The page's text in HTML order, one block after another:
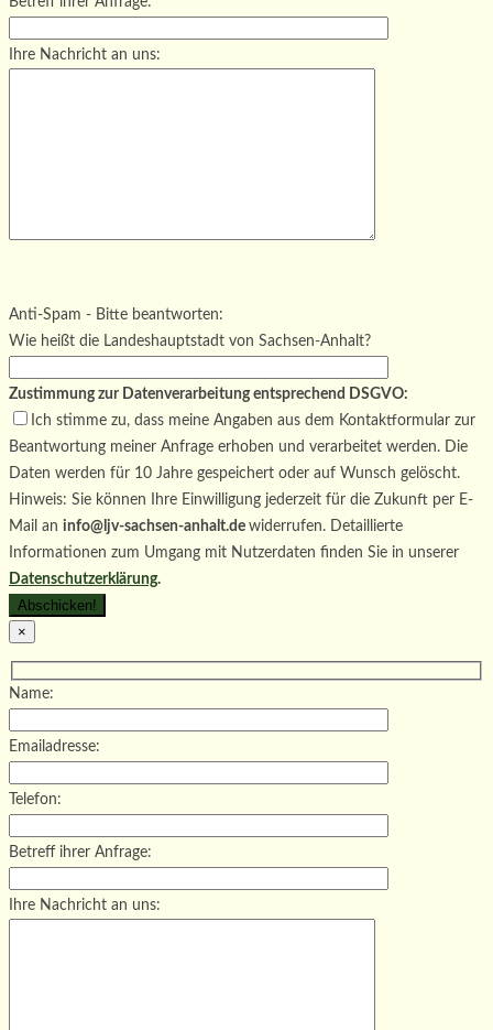
Ihre Nachricht an uns:
Bitte lasse dieses Feld leer.
Anti-Spam - Bitte beantworten:
Wie heißt die Landeshauptstadt von Sachsen-Anhalt?
Zustimmung zur Datenverarbeitung entsprechend DSGVO:
Ich stimme zu, dass meine Angaben aus dem Kontaktformular zur
Beantwortung meiner Anfrage erhoben und verarbeitet werden. Die
Daten werden für 10 Jahre gespeichert oder auf Wunsch gelöscht.
Hinweis: Sie können Ihre Einwilligung jederzeit für die Zukunft per E-
Mail an info@ljv-sachsen-anhalt.de widerrufen. Detaillierte
Informationen zum Umgang mit Nutzerdaten finden Sie in unserer
Datenschutzerklärung.
×
Name:
Emailadresse:
Telefon:
Betreff ihrer Anfrage:
Ihre Nachricht an uns: